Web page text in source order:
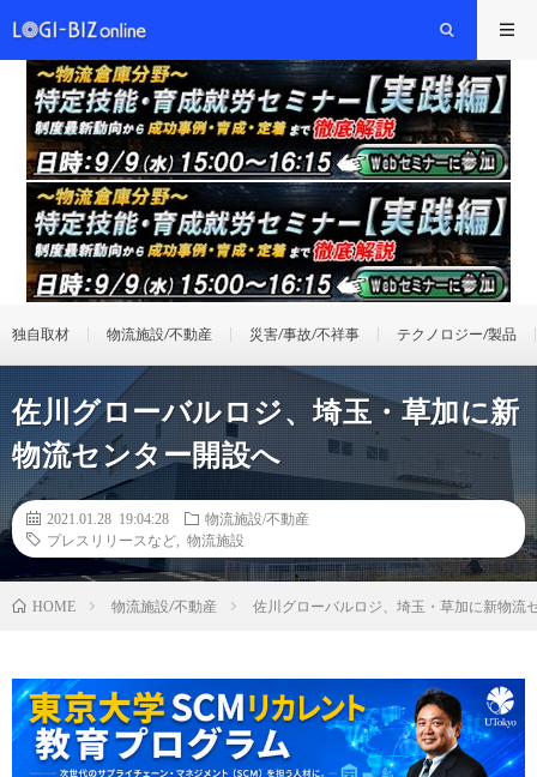
独自取材 物流施設/不動産 災害/事故/不祥事 テクノロジー/製品
佐川グローバルロジ、埼玉・草加に新
物流センター開設へ
2021.01.28 19:04:28
物流施設/不動産
プレスリリースなど
物流施設
HOME 物流施設/不動産 佐川グローバルロジ、埼玉・草加に新物流